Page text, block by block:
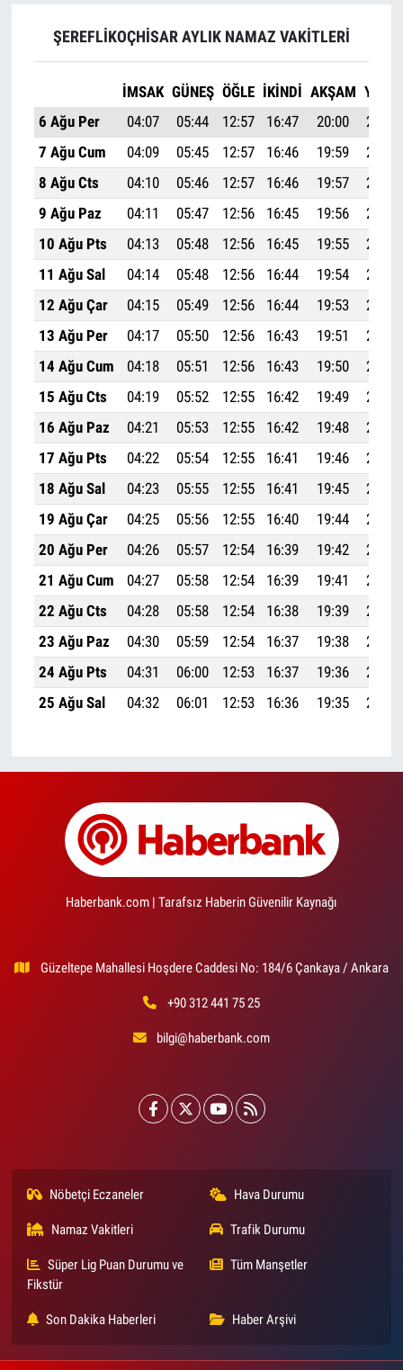
ŞEREFLIKOÇHISAR AYLIK NAMAZ VAKITLERI
İMSAK GÜNEŞ ÖĞLE İKINDI AKŞAM YATSI
6 Ağu Per
04:07 05:44 12:57 16:47 20:00
21:30
7 Ağu Cum
04:09 05:45 12:57 16:46 19:59
21:28
8 Ağu Cts
04:10 05:46 12:57 16:46 19:57
21:27
9 Ağu Paz
04:11 05:47 12:56 16:45 19:56
21:25
10 Ağu Pts
04:13 05:48 12:56 16:45 19:55
21:23
11 Ağu Sal
04:14 05:48 12:56 16:44 19:54
21:22
12 Ağu Çar
04:15 05:49 12:56 16:44 19:53
21:20
13 Ağu Per
04:17 05:50 12:56 16:43 19:51
21:19
14 Ağu Cum
04:18 05:51 12:56 16:43 19:50
21:17
15 Ağu Cts
04:19 05:52 12:55 16:42 19:49
21:15
16 Ağu Paz
04:21 05:53 12:55 16:42 19:48
21:14
17 Ağu Pts
04:22 05:54 12:55 16:41 19:46
21:12
18 Ağu Sal
04:23 05:55 12:55 16:41 19:45
21:10
19 Ağu Çar
04:25 05:56 12:55 16:40 19:44
21:08
20 Ağu Per
04:26 05:57 12:54 16:39 19:42
21:07
21 Ağu Cum
04:27 05:58 12:54 16:39 19:41
21:05
22 Ağu Cts
04:28 05:58 12:54 16:38 19:39
21:03
23 Ağu Paz
04:30 05:59 12:54 16:37 19:38
21:02
24 Ağu Pts
04:31 06:00 12:53 16:37 19:36
21:00
25 Ağu Sal
04:32 06:01 12:53 16:36 19:35 20:58
Haberbank.com | Tarafsız Haberin Güvenilir Kaynağı
Güzeltepe Mahallesi Hoşdere Caddesi No: 184/6 Çankaya / Ankara
+90 312 441 75 25
bilgi@haberbank.com
Nöbetçi Eczaneler Hava Durumu
Namaz Vakitleri Trafik Durumu
Süper Lig Puan Durumu ve
Fikstür
Tüm Manşetler
Son Dakika Haberleri Haber Arşivi